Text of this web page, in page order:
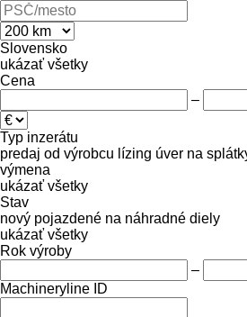
Slovensko
ukázať všetky
Cena
–
Typ inzerátu
predaj od výrobcu lízing úver na
výmena
ukázať všetky
Stav
nový pojazdené na náhradné diely
ukázať všetky
Rok výroby
–
Machineryline ID